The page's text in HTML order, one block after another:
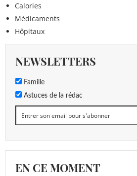
Calories
Médicaments
Hôpitaux
NEWSLETTERS
Famille
Astuces de la rédac
EN CE MOMENT